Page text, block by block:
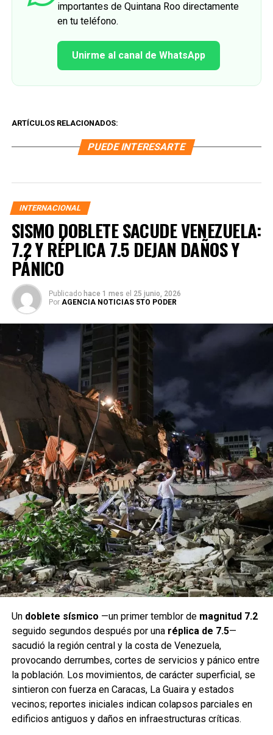
importantes de Quintana Roo directamente
en tu teléfono.
Unirme al canal de WhatsApp
ARTÍCULOS RELACIONADOS:
PUEDE INTERESARTE
INTERNACIONAL
SISMO DOBLETE SACUDE VENEZUELA:
7.2 Y RÉPLICA 7.5 DEJAN DAÑOS Y
PÁNICO
Publicado hace 1 mes el 25 junio, 2026
Por AGENCIA NOTICIAS 5TO PODER
Un doblete sísmico —un primer temblor de magnitud 7.2
seguido segundos después por una réplica de 7.5—
sacudió la región central y la costa de Venezuela,
provocando derrumbes, cortes de servicios y pánico entre
la población. Los movimientos, de carácter superficial, se
sintieron con fuerza en Caracas, La Guaira y estados
vecinos; reportes iniciales indican colapsos parciales en
edificios antiguos y daños en infraestructuras críticas.